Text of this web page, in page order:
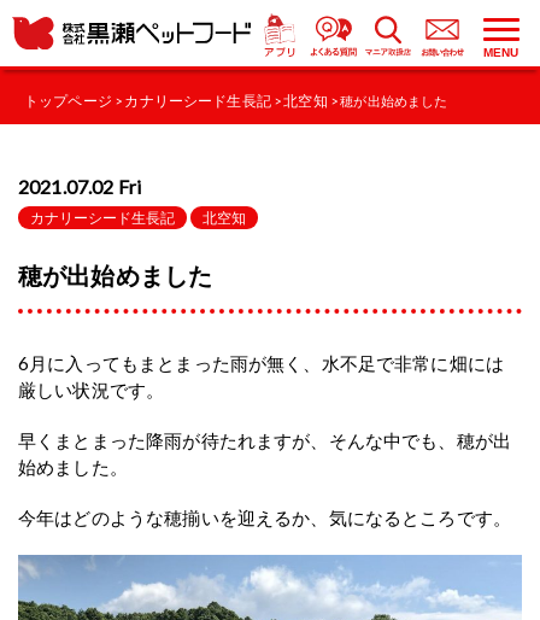
MENU
トップページ > カナリーシード生長記>北空知 > 穂が出始めました
2021.07.02 Fri
カナリーシード生長記 北空知
穂が出始めました
6月に入ってもまとまった雨が無く、水不足で非常に畑には
厳しい状況です。
早くまとまった降雨が待たれますが、そんな中でも、穂が出
始めました。
今年はどのような穂揃いを迎えるか、気になるところです。